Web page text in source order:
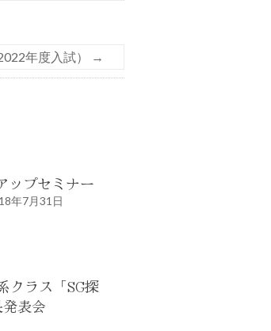
年度入試） →
ップセミナー
年7月31日
クラス「SG探
表会